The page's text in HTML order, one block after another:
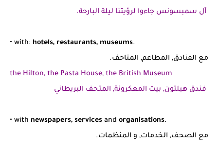
آل سمبسونس جاءوا لرؤيتنا ليلة البارحة.
• with: hotels, restaurants, museums.
مع الفنادق, المطاعم, المتاحف.
the Hilton, the Pasta House, the British Museum
فندق هيلتون, بيت المعكرونة, المتحف البريطاني
• with newspapers, services and organisations.
مع الصحف, الخدمات, و المنظمات.